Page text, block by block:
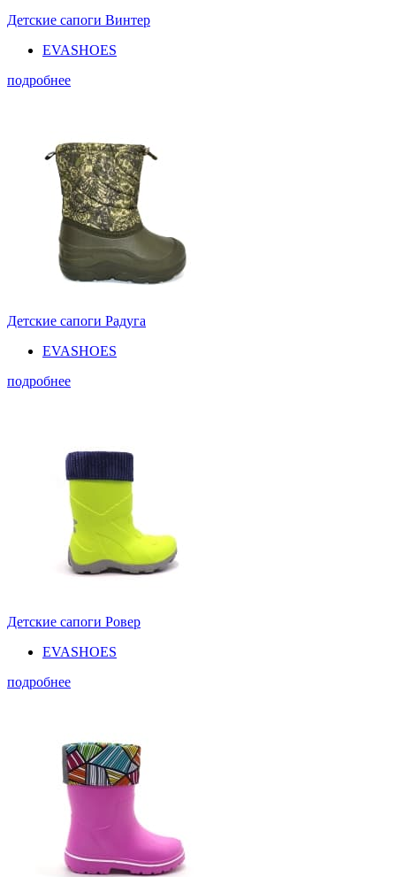
Детские сапоги Винтер
EVASHOES
подробнее
Детские сапоги Радуга
EVASHOES
подробнее
Детские сапоги Ровер
EVASHOES
подробнее